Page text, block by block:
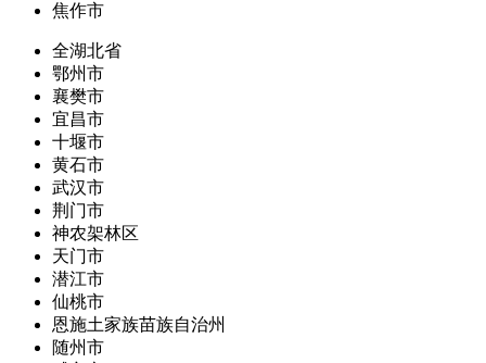
焦作市
全湖北省
鄂州市
襄樊市
宜昌市
十堰市
黄石市
武汉市
荆门市
神农架林区
天门市
潜江市
仙桃市
恩施土家族苗族自治州
随州市